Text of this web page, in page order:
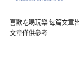
喜歡吃喝玩樂 每篇文章
文章僅供參考